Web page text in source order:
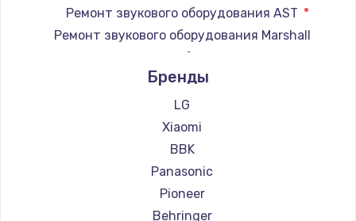
900 руб.
Заказать
Замена сенсорного датчика
1300 руб.
Заказать
Замена сигнальной лампы
1200 руб.
Заказать
Ремонт звукового оборудования AST
Ремонт звукового оборудования Marshall
Ремонт звукового оборудования Supra
Бренды
LG
Xiaomi
BBK
Panasonic
Pioneer
Behringer